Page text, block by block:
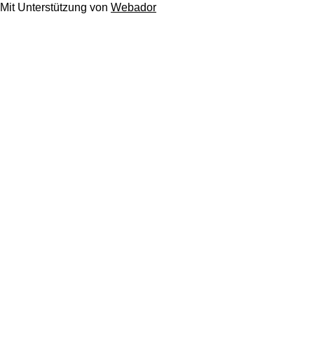
Mit Unterstützung von Webador